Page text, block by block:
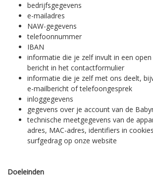
bedrijfsgegevens
e-mailadres
NAW-gegevens
telefoonnummer
IBAN
informatie die je zelf invult in een open
bericht in het contactformulier
informatie die je zelf met ons deelt,
e-mailbericht of telefoongesprek
inloggegevens
gegevens over je account van de
technische meetgegevens van de
adres, MAC-adres, identifiers in
surfgedrag op onze website
Doeleinden